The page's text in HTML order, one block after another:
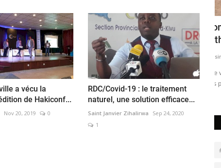
a vécu la
de Hakiconf...
Nov 20, 2019 0
RDC/Covid-19 : le traitement
naturel, une solution efficace...
Saint Janvier Zihalirwa
Sep 24, 2020
1
Goma : Clôture d’une formation sur
l’éthique, la sécurité...
yassine ndaye Apr 4, 2026 0
​​​​​​​Une vingtaine de journalistes du Nord et du Sud-Kivu ont